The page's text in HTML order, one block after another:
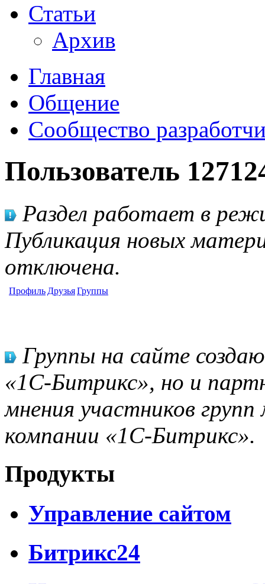
Статьи
Архив
Главная
Общение
Сообщество
Пользователь
Раздел работает в
Публикация новых
отключена.
Профиль ДрузьяГруппы
Группы на сайте
«1С-Битрикс», но и
мнения участников
компании «1С-Битрикс».
Продукты
Управление сайтом
Битрикс24